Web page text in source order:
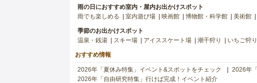
雨の日におすすめ室内・屋内お出かけスポット
雨でも楽しめる
室内遊び場 映画館 博物館・科学館 美術館
季節のお出かけスポット
温泉・銭湯
スキー場 アイススケート場 潮干狩り いちご狩り
おすすめ情報
2026年「夏休み特集」イベント&スポットをチェック
2026年
2026年「自由研究特集」行けば完成！イベント紹介